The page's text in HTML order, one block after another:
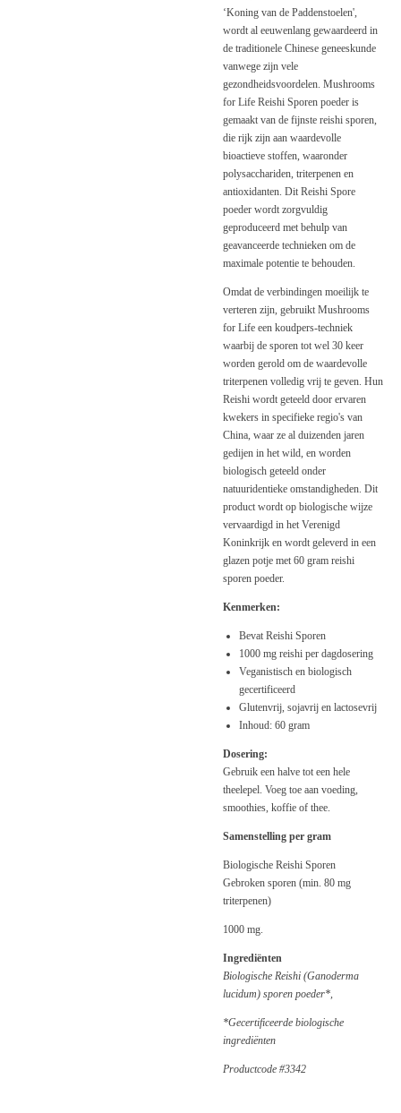
‘Koning van de Paddenstoelen',
wordt al eeuwenlang gewaardeerd in
de traditionele Chinese geneeskunde
vanwege zijn vele
gezondheidsvoordelen. Mushrooms
for Life Reishi Sporen poeder is
gemaakt van de fijnste reishi sporen,
die rijk zijn aan waardevolle
bioactieve stoffen, waaronder
polysacchariden, triterpenen en
antioxidanten. Dit Reishi Spore
poeder wordt zorgvuldig
geproduceerd met behulp van
geavanceerde technieken om de
maximale potentie te behouden.
Omdat de verbindingen moeilijk te
verteren zijn, gebruikt Mushrooms
for Life een koudpers-techniek
waarbij de sporen tot wel 30 keer
worden gerold om de waardevolle
triterpenen volledig vrij te geven. Hun
Reishi wordt geteeld door ervaren
kwekers in specifieke regio's van
China, waar ze al duizenden jaren
gedijen in het wild, en worden
biologisch geteeld onder
natuuridentieke omstandigheden. Dit
product wordt op biologische wijze
vervaardigd in het Verenigd
Koninkrijk en wordt geleverd in een
glazen potje met 60 gram reishi
sporen poeder.
Kenmerken:
Bevat Reishi Sporen
1000 mg reishi per dagdosering
Veganistisch en biologisch
gecertificeerd
Glutenvrij, sojavrij en lactosevrij
Inhoud: 60 gram
Dosering:
Gebruik een halve tot een hele
theelepel. Voeg toe aan voeding,
smoothies, koffie of thee.
Samenstelling per gram
Biologische Reishi Sporen
Gebroken sporen (min. 80 mg
triterpenen)
1000 mg.
Ingrediënten
Biologische Reishi (Ganoderma
lucidum) sporen poeder*,
*Gecertificeerde biologische
ingrediënten
Productcode #3342